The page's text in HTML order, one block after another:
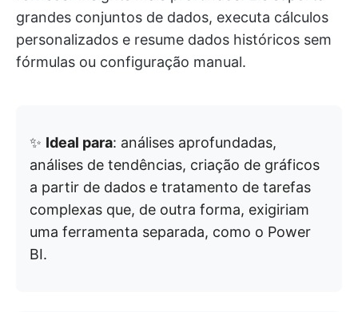
grandes conjuntos de dados, executa cálculos
personalizados e resume dados históricos sem
fórmulas ou configuração manual.
✨ Ideal para: análises aprofundadas,
análises de tendências, criação de gráficos
a partir de dados e tratamento de tarefas
complexas que, de outra forma, exigiriam
uma ferramenta separada, como o Power
BI.